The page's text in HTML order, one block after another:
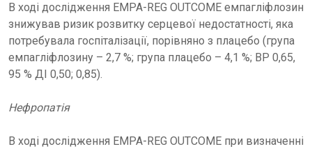
В ході дослідження EMPA-REG OUTCOME емпагліфлозин
знижував ризик розвитку серцевої недостатності, яка
потребувала госпіталізації, порівняно з плацебо (група
емпагліфлозину – 2,7 %; група плацебо – 4,1 %; ВР 0,65,
95 % ДІ 0,50; 0,85).
Нефропатія
В ході дослідження EMPA-REG OUTCOME при визначенні